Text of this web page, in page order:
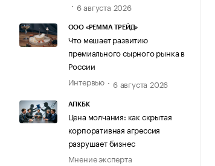
6 августа 2026
ООО «РЕММА ТРЕЙД»
Что мешает развитию
премиального сырного рынка в
России
Интервью
6 августа 2026
АПКБК
Цена молчания: как скрытая
корпоративная агрессия
разрушает бизнес
Мнение эксперта